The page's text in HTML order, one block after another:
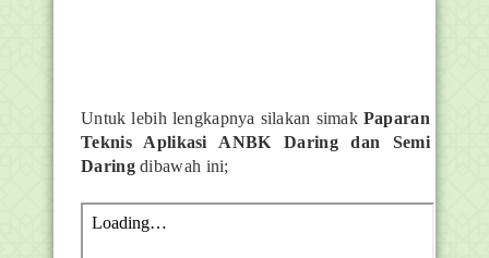
Untuk lebih lengkapnya silakan simak Paparan
Teknis Aplikasi ANBK Daring dan Semi
Daringdibawah ini;